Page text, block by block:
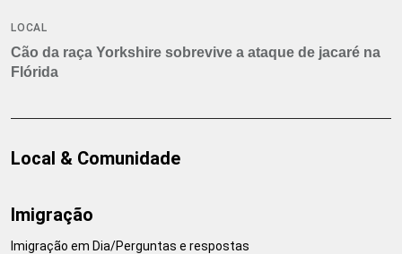
LOCAL
Cão da raça Yorkshire sobrevive a ataque de jacaré na
Flórida
Local & Comunidade
Imigração
Imigração em Dia/Perguntas e respostas